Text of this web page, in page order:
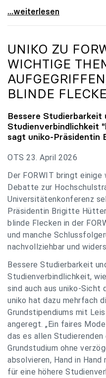
uniko zu
...weiterlesen
UNIKO ZU
WICHTIGE
BLINDE
Bessere Studierbarkeit
Studienverbindlichkeit
sagt uniko-Präsidentin
OTS 23. April 2026
Der FORWIT bringt
Debatte zur
Universitätenkonferenz
Präsidentin Brigitte
blinde Flecken in der
und manche
nachvollziehbar und
Bessere Studierbarkeit
Studienverbindlichkeit,
sind auch aus uniko-Sicht
uniko hat dazu mehrfach
Grundstipendiums mit
angeregt. „Ein faires
das es allen
Grundstudium ohne
absolvieren, Hand in
für eine höhere